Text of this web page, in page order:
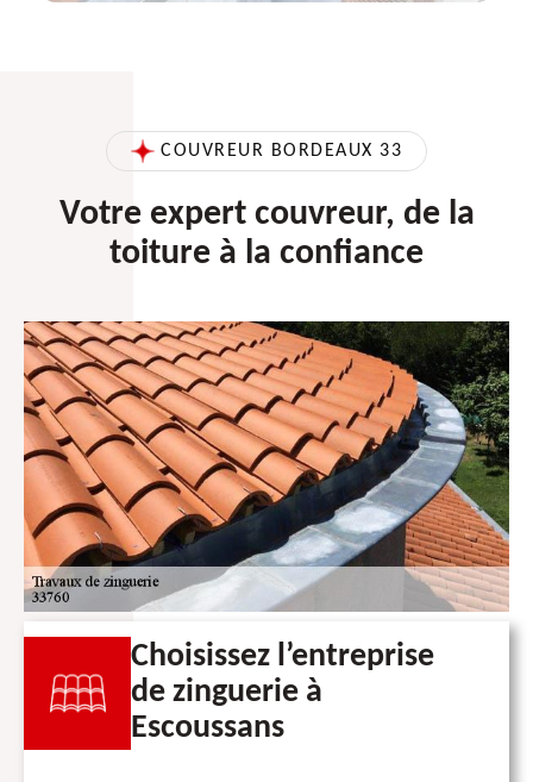
COUVREUR BORDEAUX 33
Votre expert couvreur, de la
toiture à la confiance
Choisissez l’entreprise
de zinguerie à
Escoussans